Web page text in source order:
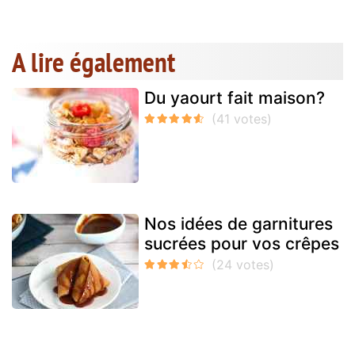
A lire également
Du yaourt fait maison?
Nos idées de garnitures
sucrées pour vos crêpes